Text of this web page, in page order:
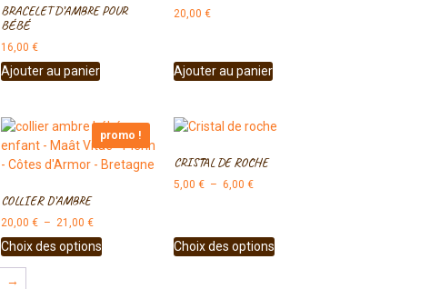
BRACELET D’AMBRE POUR
BÉBÉ
16,00 €
Ajouter au panier
20,00 €
Ajouter au panier
promo !
COLLIER D’AMBRE
20,00 € – 21,00 €
Choix des options
CRISTAL DE ROCHE
5,00 € – 6,00 €
Choix des options
→